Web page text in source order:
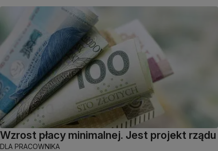
Wzrost płacy minimalnej. Jest projekt rządu
DLA PRACOWNIKA